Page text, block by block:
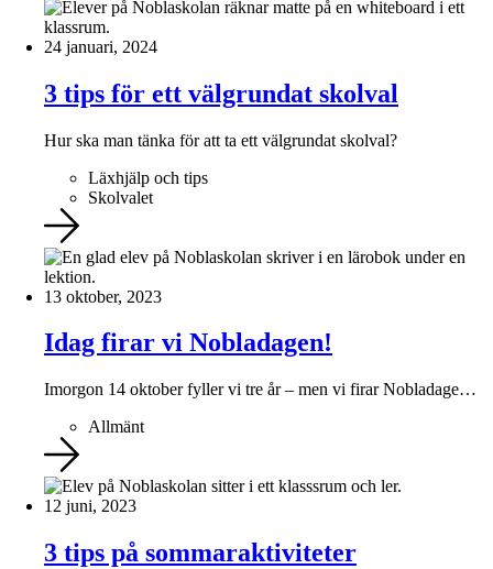
24 januari, 2024
3 tips för ett välgrundat skolval
Hur ska man tänka för att ta ett välgrundat skolval?
Läxhjälp och tips
Skolvalet
13 oktober, 2023
Idag firar vi Nobladagen!
Imorgon 14 oktober fyller vi tre år – men vi firar Nobladage…
Allmänt
12 juni, 2023
3 tips på sommaraktiviteter